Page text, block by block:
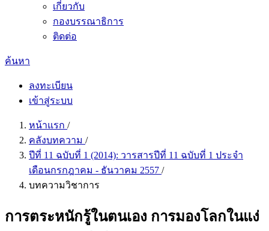
เกี่ยวกับ
กองบรรณาธิการ
ติดต่อ
ค้นหา
ลงทะเบียน
เข้าสู่ระบบ
หน้าแรก /
คลังบทความ /
ปีที่ 11 ฉบับที่ 1 (2014): วารสารปีที่ 11 ฉบับที่ 1 ประจำ
เดือนกรกฎาคม - ธันวาคม 2557 /
บทความวิชาการ
การตระหนักรู้ในตนเอง การมองโลกในแง่